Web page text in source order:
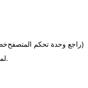
(راجع وحدة تحكم المتصفح
.